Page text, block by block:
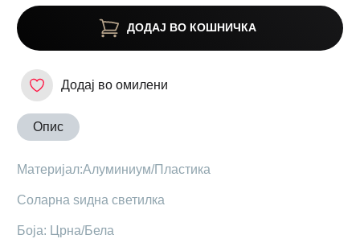
ДОДАЈ ВО КОШНИЧКА
Додај во омилени
Опис
Maтеријал:Алуминиум/Пластика
Соларна ѕидна светилка
Боја: Црна/Бела